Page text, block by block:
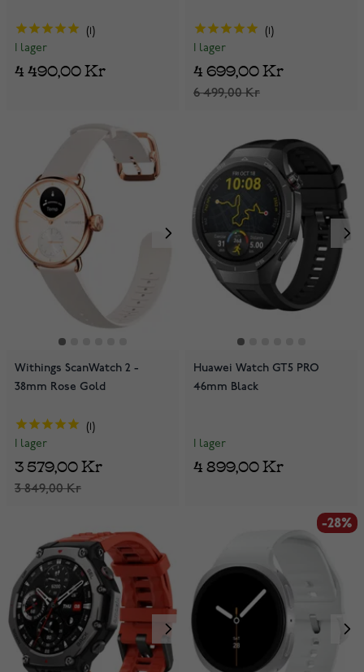
I lager
4 490,00 Kr
I lager
6 499,00 Kr
4 699,00 Kr
Withings ScanWatch 2 -
38mm Rose Gold
I lager
3 849,00 Kr
3 579,00 Kr
Huawei Watch GT5 PRO
46mm Black
I lager
4 899,00 Kr
-28%